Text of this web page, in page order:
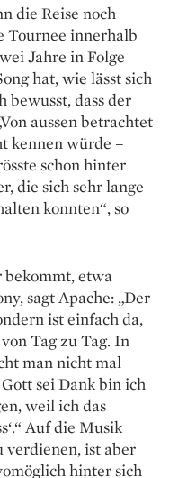
die Reise noch
Tournee innerhalb
Jahre in Folge
hat, wie lässt sich
bewusst, dass der
aussen betrachtet
kennen würde –
schon hinter
die sich sehr lange
konnten“, so
etwa
sagt Apache: „Der
ist einfach da,
Tag zu Tag. In
man nicht mal
sei Dank bin ich
weil ich das
Auf die Musik
verdienen, ist aber
hinter sich